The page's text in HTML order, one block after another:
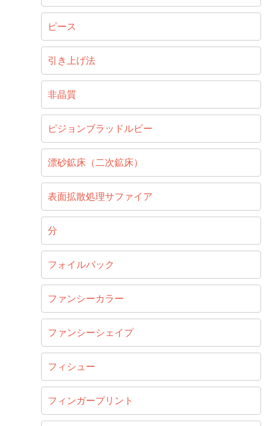
ピース
引き上げ法
非晶質
ピジョンブラッドルビー
漂砂鉱床（二次鉱床）
表面拡散処理サファイア
分
フォイルバック
ファンシーカラー
ファンシーシェイプ
フィシュー
フィンガープリント